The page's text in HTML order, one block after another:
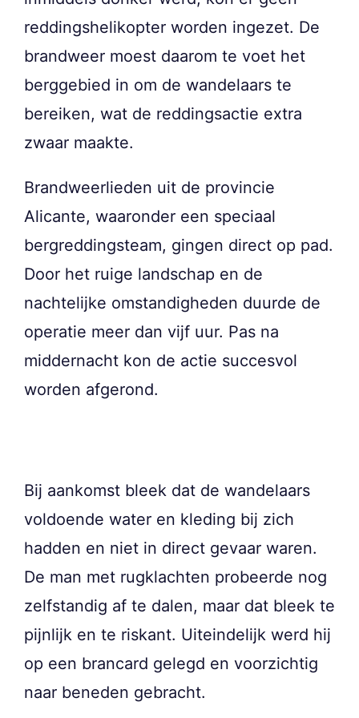
reddingshelikopter worden ingezet. De
brandweer moest daarom te voet het
berggebied in om de wandelaars te
bereiken, wat de reddingsactie extra
zwaar maakte.
Brandweerlieden uit de provincie
Alicante, waaronder een speciaal
bergreddingsteam, gingen direct op pad.
Door het ruige landschap en de
nachtelijke omstandigheden duurde de
operatie meer dan vijf uur. Pas na
middernacht kon de actie succesvol
worden afgerond.
Bij aankomst bleek dat de wandelaars
voldoende water en kleding bij zich
hadden en niet in direct gevaar waren.
De man met rugklachten probeerde nog
zelfstandig af te dalen, maar dat bleek te
pijnlijk en te riskant. Uiteindelijk werd hij
op een brancard gelegd en voorzichtig
naar beneden gebracht.